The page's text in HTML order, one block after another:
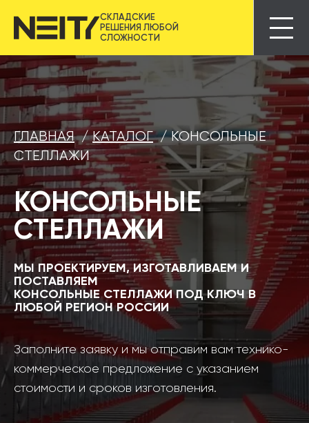
СКЛАДСКИЕ
РЕШЕНИЯ ЛЮБОЙ
СЛОЖНОСТИ
ГЛАВНАЯ /КАТАЛОГ /КОНСОЛЬНЫЕ
СТЕЛЛАЖИ
КОНСОЛЬНЫЕ
СТЕЛЛАЖИ
МЫ ПРОЕКТИРУЕМ, ИЗГОТАВЛИВАЕМ И
ПОСТАВЛЯЕМ
КОНСОЛЬНЫЕ СТЕЛЛАЖИПОД КЛЮЧ В
ЛЮБОЙ РЕГИОН РОССИИ
Заполните заявку и мы отправим вам технико-
коммерческое предложение с указанием
стоимости и сроков изготовления.